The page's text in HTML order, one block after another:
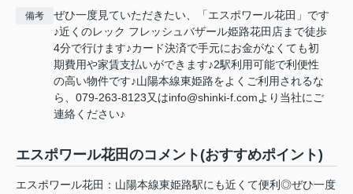
備考
ぜひ一度見ていただきたい、「エスポワール花田」です
♪近くのレック フレッシュバザール姫路花田店まで徒歩
4分で行けます♪カード決済で手元にお金がなくても初
期費用や家賃支払いができます♪2駅利用可能で利便性
の高い物件です♪山陽本線東姫路をよくご利用されるな
ら、079-263-8123又はinfo@shinki-f.comより当社にご
連絡ください♪
エスポワール花田のコメント(おすすめポイント)
エスポワール花田：山陽本線東姫路駅にも近くて便利◎ぜひ一度